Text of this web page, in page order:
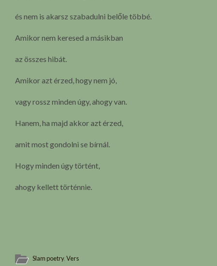
és nem is akarsz szabadulni belőle többé.
Amikor nem keresed a másikban
az összes hibát.
Amikor azt érzed, hogy nem jó,
vagy rossz minden úgy, ahogy van.
Hanem, ha majd akkor azt érzed,
amit most gondolni se bírnál.
Hogy minden úgy történt,
ahogy kellett történnie.
Slam poetry,Vers